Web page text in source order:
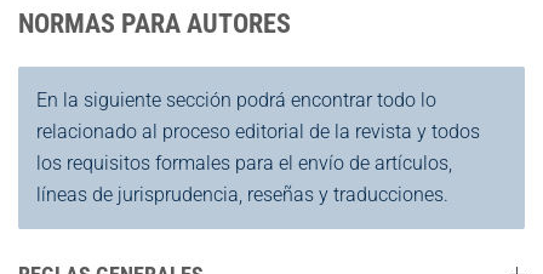
NORMAS PARA AUTORES
En la siguiente sección podrá encontrar todo lo
relacionado al proceso editorial de la revista y todos
los requisitos formales para el envío de artículos,
líneas de jurisprudencia, reseñas y traducciones.